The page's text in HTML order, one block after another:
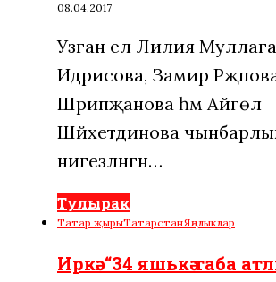
08.04.2017
Узган ел Лилия
Идрисова, Замирә
Шәрипҗанова һәм Айгөл
Шәйхетдинова
нигезләнгән…
Тулырак
Татар җырыТатарстанЯңалыклар
Иркә: “34 яшькә таба